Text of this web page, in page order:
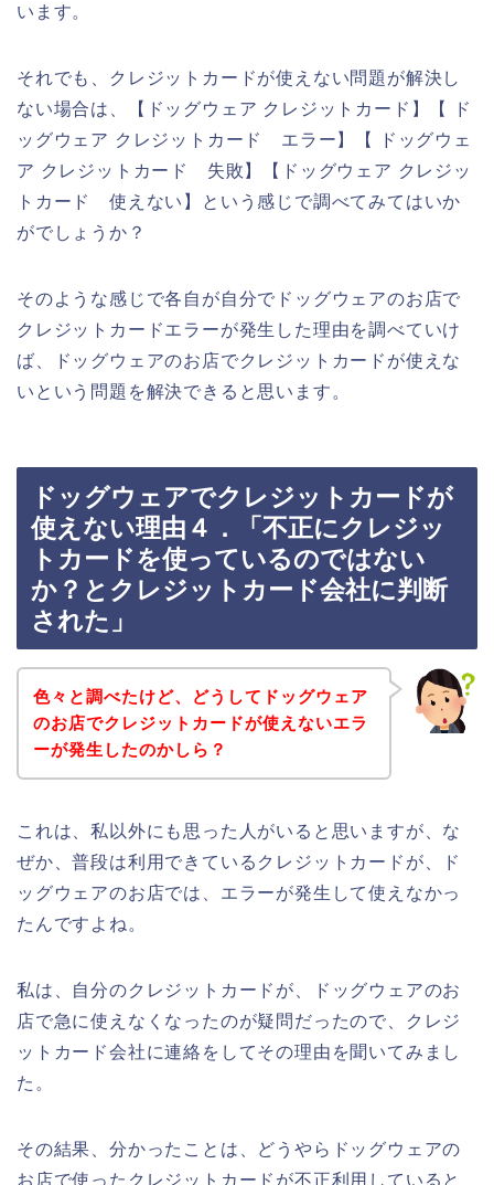
います。
それでも、クレジットカードが使えない問題が解決し
ない場合は、【ドッグウェア クレジットカード】【 ド
ッグウェア クレジットカード エラー】【 ドッグウェ
ア クレジットカード 失敗】【ドッグウェア クレジッ
トカード 使えない】という感じで調べてみてはいか
がでしょうか？
そのような感じで各自が自分でドッグウェアのお店で
クレジットカードエラーが発生した理由を調べていけ
ば、ドッグウェアのお店でクレジットカードが使えな
いという問題を解決できると思います。
ドッグウェアでクレジットカードが
使えない理由４．「不正にクレジッ
トカードを使っているのではない
か？とクレジットカード会社に判断
された」
色々と調べたけど、どうしてドッグウェア
のお店でクレジットカードが使えないエラ
ーが発生したのかしら？
これは、私以外にも思った人がいると思いますが、な
ぜか、普段は利用できているクレジットカードが、ド
ッグウェアのお店では、エラーが発生して使えなかっ
たんですよね。
私は、自分のクレジットカードが、ドッグウェアのお
店で急に使えなくなったのが疑問だったので、クレジ
ットカード会社に連絡をしてその理由を聞いてみまし
た。
その結果、分かったことは、どうやらドッグウェアの
お店で使ったクレジットカードが不正利用していると